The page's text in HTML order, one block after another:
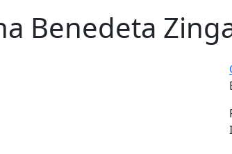
Benedeta